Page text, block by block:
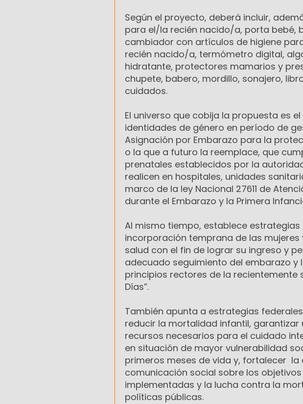
Según el proyecto, deberá incluir,
para el/la recién nacido/a, porta bebé,
cambiador con artículos de higiene
recién nacido/a, termómetro digital,
hidratante, protectores mamarios y
chupete, babero, mordillo, sonajero,
cuidados.
El universo que cobija la propuesta es
identidades de género en período de
Asignación por Embarazo para la
o la que a futuro la reemplace, que
prenatales establecidos por la
realicen en hospitales, unidades
marco de la ley Nacional 27611 de
durante el Embarazo y la Primera
Al mismo tiempo, establece
incorporación temprana de las
salud con el fin de lograr su ingreso y
adecuado seguimiento del embarazo
principios rectores de la recientemente
Días”.
También apunta a estrategias
reducir la mortalidad infantil,
recursos necesarios para el cuidado
en situación de mayor vulnerabilidad
primeros meses de vida y, fortalecer
comunicación social sobre los
implementadas y la lucha contra la
políticas públicas.